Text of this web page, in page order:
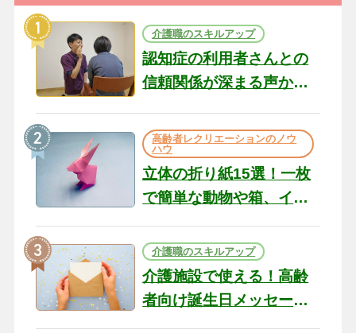
介護職のスキルアップ
認知症の利用者さんとの
信頼関係が深まる声かけ
の現場から（22）
高齢者レクリエーションのノウ
ハウ
立体の折り紙15選！一枚
で簡単な動物や箱、イン
介護職のスキルアップ
介護施設で使える！高齢
者向け誕生日メッセージ